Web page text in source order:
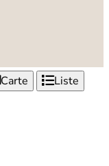
Carte Liste